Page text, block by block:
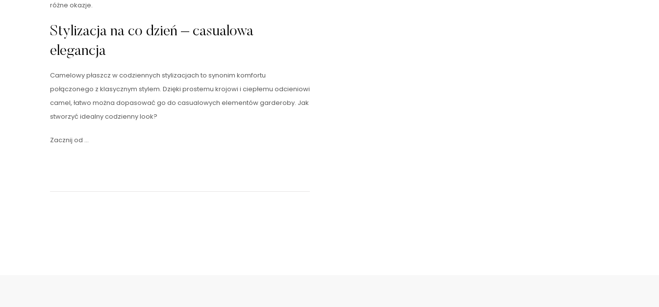
różne okazje.
Stylizacja na co dzień – casualowa
elegancja
Camelowy płaszcz w codziennych stylizacjach to synonim komfortu
połączonego z klasycznym stylem. Dzięki prostemu krojowi i ciepłemu odcieniowi
camel, łatwo można dopasować go do casualowych elementów garderoby. Jak
stworzyć idealny codzienny look?
Zacznij od …